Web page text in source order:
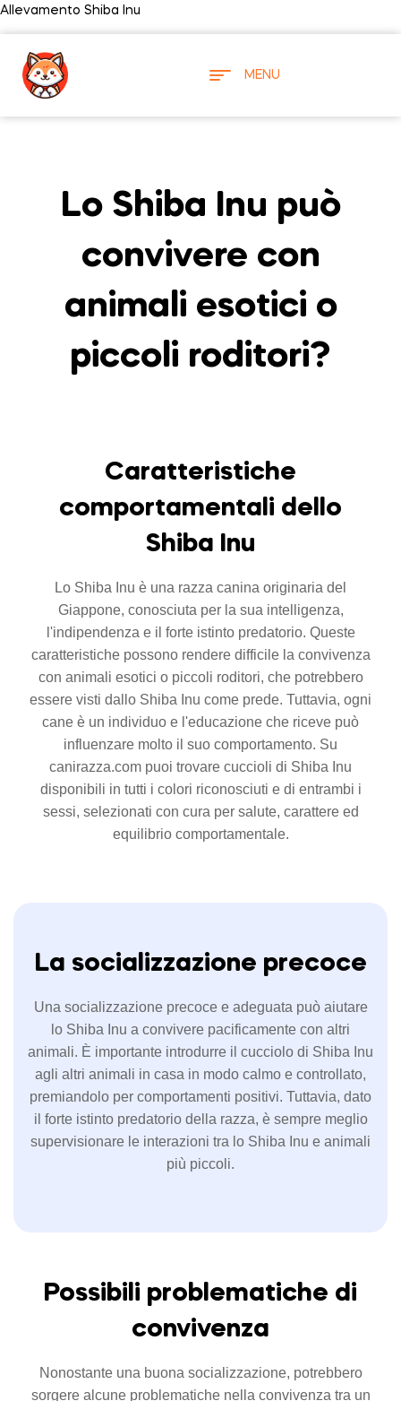
Allevamento Shiba Inu
MENU
Lo Shiba Inu può
convivere con
animali esotici o
piccoli roditori?
Caratteristiche
comportamentali dello
Shiba Inu
Lo Shiba Inu è una razza canina originaria del
Giappone, conosciuta per la sua intelligenza,
l'indipendenza e il forte istinto predatorio. Queste
caratteristiche possono rendere difficile la convivenza
con animali esotici o piccoli roditori, che potrebbero
essere visti dallo Shiba Inu come prede. Tuttavia, ogni
cane è un individuo e l'educazione che riceve può
influenzare molto il suo comportamento. Su
canirazza.com puoi trovare cuccioli di Shiba Inu
disponibili in tutti i colori riconosciuti e di entrambi i
sessi, selezionati con cura per salute, carattere ed
equilibrio comportamentale.
La socializzazione precoce
Una socializzazione precoce e adeguata può aiutare
lo Shiba Inu a convivere pacificamente con altri
animali. È importante introdurre il cucciolo di Shiba Inu
agli altri animali in casa in modo calmo e controllato,
premiandolo per comportamenti positivi. Tuttavia, dato
il forte istinto predatorio della razza, è sempre meglio
supervisionare le interazioni tra lo Shiba Inu e animali
più piccoli.
Possibili problematiche di
convivenza
Nonostante una buona socializzazione, potrebbero
sorgere alcune problematiche nella convivenza tra un